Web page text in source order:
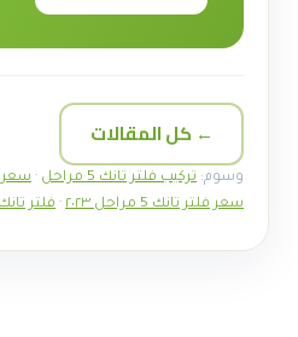
← كل المقالات
وسوم: تركيب فلتر تانك 5 مراحل · سعر
سعر فلتر تانك 5 مراحل ٢٠٢٣
· فلتر تانك 5 مراحل مميزات